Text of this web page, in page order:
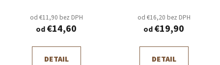
od €11,90 bez DPH
od€14,60
DETAIL
od €16,20 bez DPH
od€19,90
DETAIL